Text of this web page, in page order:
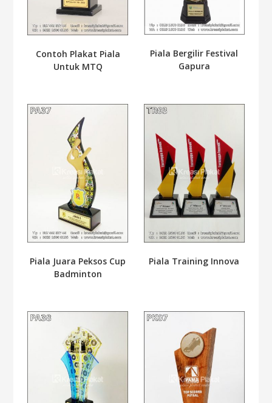
Contoh Plakat Piala
Untuk MTQ
Piala Bergilir Festival
Gapura
Piala Juara Peksos Cup
Badminton
Piala Training Innova